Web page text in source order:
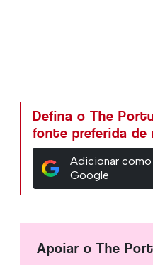
Defina o The
fonte preferida
Adicionar
Google
Apoiar o The